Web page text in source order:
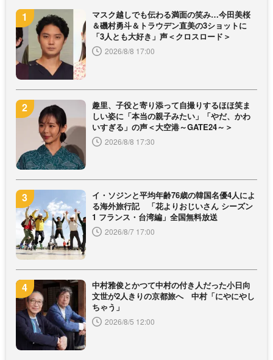
マスク越しでも伝わる満面の笑み…今田美桜
＆磯村勇斗＆トラウデン直美の3ショットに
「3人とも大好き」声＜クロスロード＞
2026/8/8 17:00
趣里、子役と寄り添って自撮りするほほ笑ま
しい姿に「本当の親子みたい」「やだ、かわ
いすぎる」の声＜大空港～GATE24～＞
2026/8/8 17:30
イ・ソジンと平均年齢76歳の韓国名優4人によ
る海外旅行記 「花よりおじいさん シーズン
1 フランス・台湾編」全国無料放送
2026/8/7 17:00
中村雅俊とかつて中村の付き人だった小日向
文世が2人きりの京都旅へ 中村「にやにやし
ちゃう」
2026/8/5 12:00